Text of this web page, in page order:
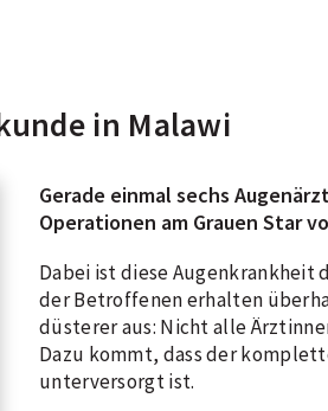
in Malawi
Gerade einmal sechs
Operationen am Grauen Star
Dabei ist diese Augenkrankheit
der Betroffenen erhalten
düsterer aus: Nicht alle
Dazu kommt, dass der
unterversorgt ist.